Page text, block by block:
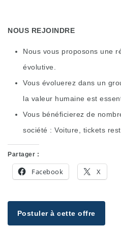
NOUS REJOINDRE
Nous vous proposons une
évolutive.
Vous évoluerez dans un
la valeur humaine est
Vous bénéficierez de
société : Voiture, tickets
Partager :
Facebook X
Postuler à cette offre